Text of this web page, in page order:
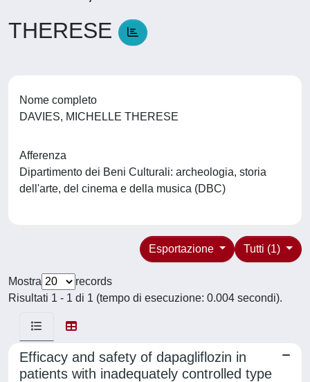
THERESE
Nome completo
DAVIES, MICHELLE THERESE
Afferenza
Dipartimento dei Beni Culturali: archeologia, storia
dell'arte, del cinema e della musica (DBC)
Tutti (1)
Esportazione
Mostra
records
Risultati 1 - 1 di 1 (tempo di esecuzione: 0.004 secondi).
Efficacy and safety of dapagliflozin in
patients with inadequately controlled type